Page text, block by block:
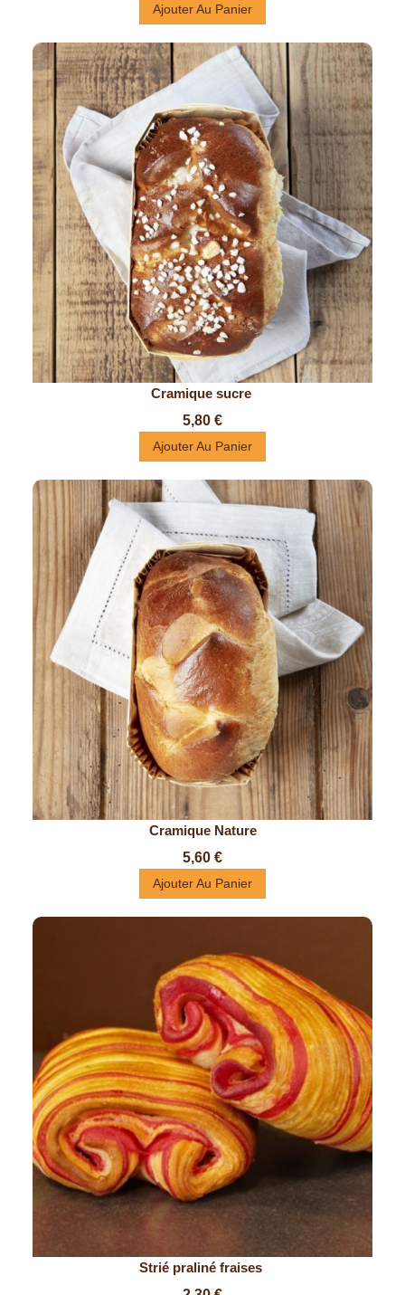
Ajouter Au Panier
Cramique sucre
Prix
5,80 €
Ajouter Au Panier
Cramique Nature
Prix
5,60 €
Ajouter Au Panier
Strié praliné fraises